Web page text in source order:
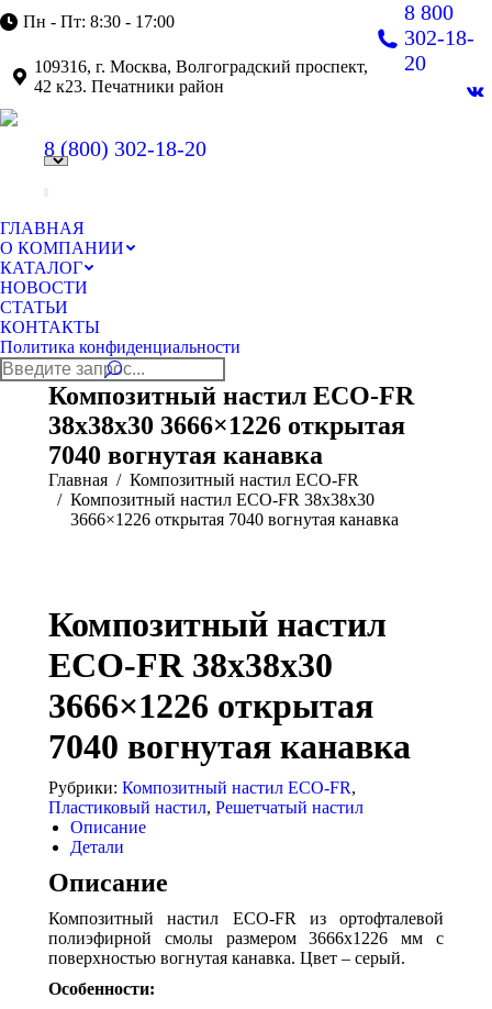
Пн - Пт: 8:30 - 17:00
109316, г. Москва, Волгоградский проспект,
42 к23. Печатники район
8 800
302-18-
20
8 (800) 302-18-20
ГЛАВНАЯ
О КОМПАНИИ
КАТАЛОГ
НОВОСТИ
СТАТЬИ
КОНТАКТЫ
Политика конфиденциальности
Поиск:
Композитный настил ECO-FR
38x38x30 3666×1226 открытая
7040 вогнутая канавка
Главная
Композитный настил ECO-FR
Композитный настил ECO-FR 38x38x30
3666×1226 открытая 7040 вогнутая канавка
Композитный настил
ECO-FR 38x38x30
3666×1226 открытая
7040 вогнутая канавка
Рубрики: Композитный настил ECO-FR,
Пластиковый настил, Решетчатый настил
Описание
Детали
Описание
Композитный настил ECO-FR из ортофталевой
полиэфирной смолы размером 3666х1226 мм с
поверхностью вогнутая канавка. Цвет – серый.
Особенности: